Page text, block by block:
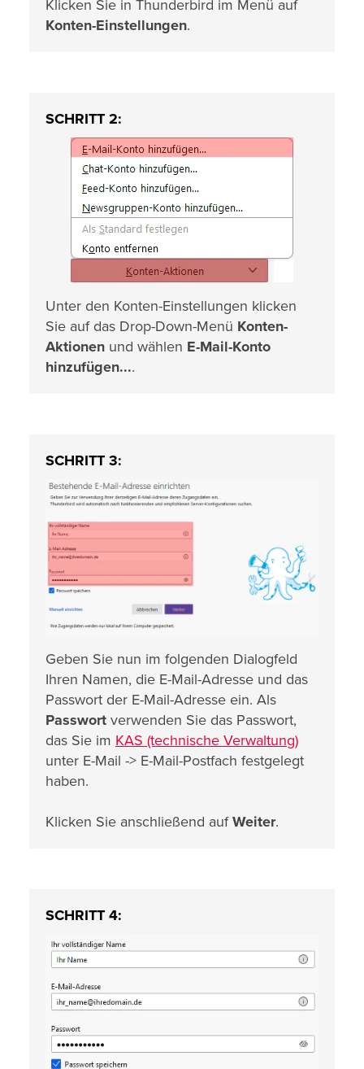
Klicken Sie in Thunderbird im Menü auf
Konten-Einstellungen.
SCHRITT 2:
Unter den Konten-Einstellungen klicken
Sie auf das Drop-Down-Menü Konten-
Aktionen und wählen E-Mail-Konto
hinzufügen....
SCHRITT 3:
Geben Sie nun im folgenden Dialogfeld
Ihren Namen, die E-Mail-Adresse und das
Passwort der E-Mail-Adresse ein. Als
Passwort verwenden Sie das Passwort,
das Sie im KAS (technische Verwaltung)
unter E-Mail -> E-Mail-Postfach festgelegt
haben.
Klicken Sie anschließend aufWeiter.
SCHRITT 4: